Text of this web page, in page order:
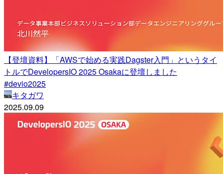
【登壇資料】「AWSで始める実践Dagster入門」というタイ
トルでDevelopersIO 2025 Osakaに登壇しました
#devio2025
キタガワ
2025.09.09